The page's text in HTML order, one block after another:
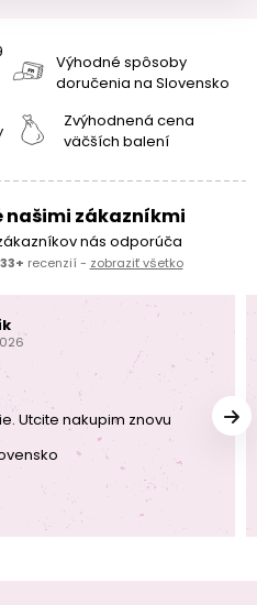
Výhodné spôsoby
doručenia na Slovensko
Zvýhodnená cena
väčších balení
našimi zákazníkmi
nás odporúča
recenzií - zobraziť všetko
Utcite nakupim znovu